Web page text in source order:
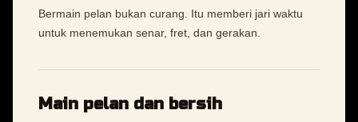
Bermain pelan bukan curang. Itu memberi jari waktu
untuk menemukan senar, fret, dan gerakan.
Main pelan dan bersih